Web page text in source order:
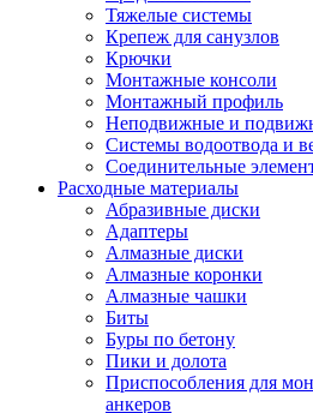
Тяжелые системы
Крепеж для санузлов
Крючки
Монтажные консоли
Монтажный профиль
Неподвижные и
Системы водоотвода и
Соединительные
Расходные материалы
Абразивные диски
Адаптеры
Алмазные диски
Алмазные коронки
Алмазные чашки
Биты
Буры по бетону
Пики и долота
Приспособления для
анкеров